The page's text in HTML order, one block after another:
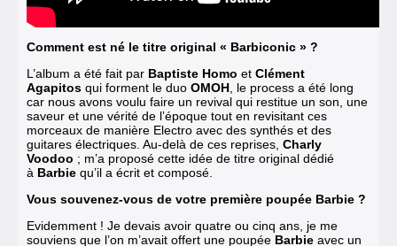
Comment est né le titre original « Barbiconic » ?
L’album a été fait par Baptiste Homo et Clément
Agapitos qui forment le duo OMOH , le process a été long
car nous avons voulu faire un revival qui restitue un son, une
saveur et une vérité de l’époque tout en revisitant ces
morceaux de manière Electro avec des synthés et des
guitares électriques. Au-delà de ces reprises, Charly
Voodoo ; m’a proposé cette idée de titre original dédié
à Barbie qu’il a écrit et composé.
Vous souvenez-vous de votre première poupée Barbie ?
Evidemment ! Je devais avoir quatre ou cinq ans, je me
souviens que l’on m’avait offert une poupée Barbie avec un